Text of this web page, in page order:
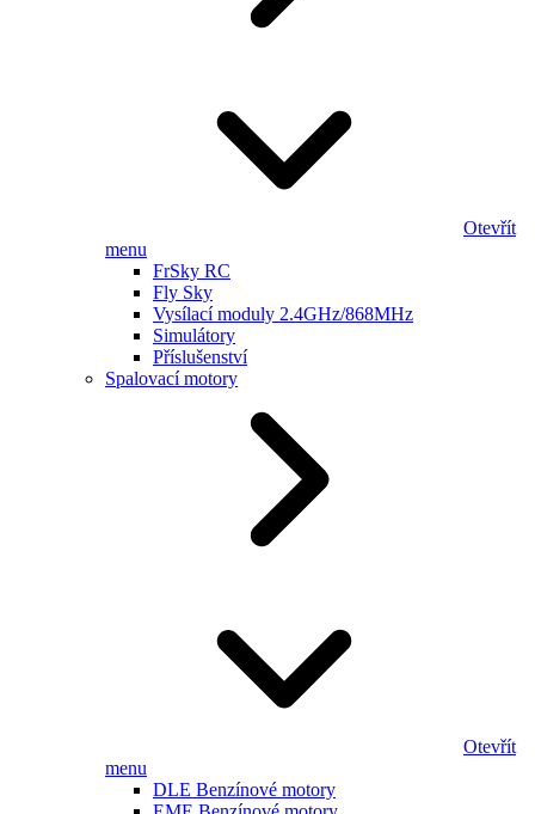
Otevřít
menu
FrSky RC
Fly Sky
Vysílací moduly 2.4GHz/868MHz
Simulátory
Příslušenství
Spalovací motory
Otevřít
menu
DLE Benzínové motory